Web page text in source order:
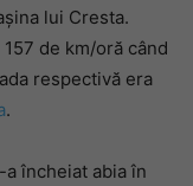
lui Cresta.
de km/oră când
respectivă era
.
încheiat abia în